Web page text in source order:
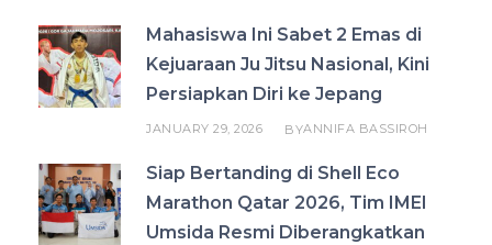
Mahasiswa Ini Sabet 2 Emas di
Kejuaraan Ju Jitsu Nasional, Kini
Persiapkan Diri ke Jepang
JANUARY 29, 2026 BYANNIFA BASSIROH
Siap Bertanding di Shell Eco
Marathon Qatar 2026, Tim IMEI
Umsida Resmi Diberangkatkan